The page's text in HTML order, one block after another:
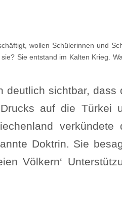
wollen Schülerinnen und
Sie entstand im Kalten Krieg.
deutlich sichtbar, dass
auf die Türkei
verkündete
Doktrin. Sie
Völkern‘